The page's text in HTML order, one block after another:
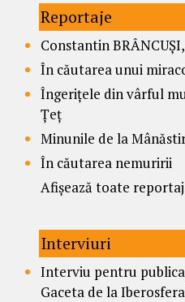
Reportaje
Constantin
În căutarea unui
Îngerițele din vârful
Țeț
Minunile de la
În căutarea nemuririi
Afișează toate
Interviuri
Interviu pentru
Gaceta de la